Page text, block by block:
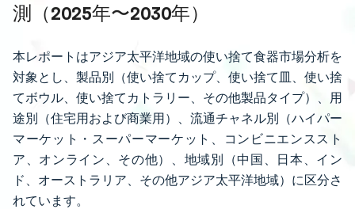
測（2025年〜2030年）
本レポートはアジア太平洋地域の使い捨て食器市場分析を
対象とし、製品別（使い捨てカップ、使い捨て皿、使い捨
てボウル、使い捨てカトラリー、その他製品タイプ）、用
途別（住宅用および商業用）、流通チャネル別（ハイパー
マーケット・スーパーマーケット、コンビニエンススト
ア、オンライン、その他）、地域別（中国、日本、イン
ド、オーストラリア、その他アジア太平洋地域）に区分さ
れています。